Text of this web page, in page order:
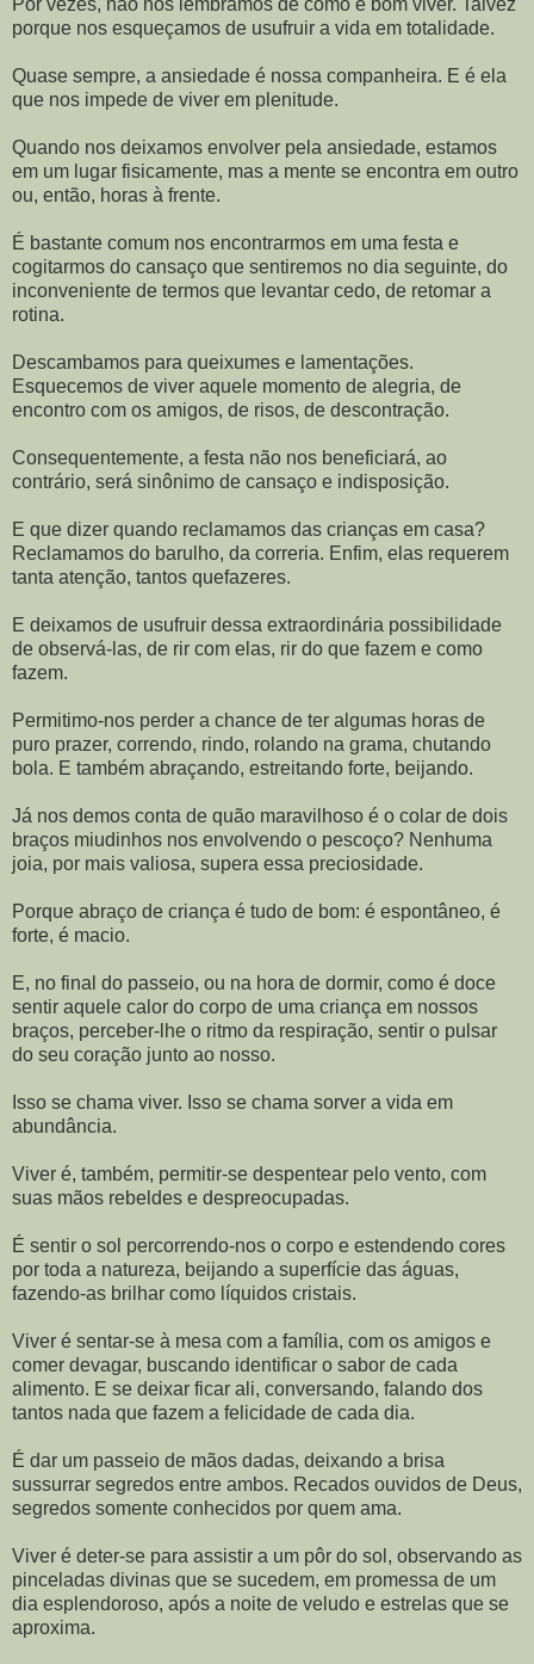
Por vezes, não nos lembramos de como é bom viver. Talvez
porque nos esqueçamos de usufruir a vida em totalidade.
Quase sempre, a ansiedade é nossa companheira. E é ela
que nos impede de viver em plenitude.
Quando nos deixamos envolver pela ansiedade, estamos
em um lugar fisicamente, mas a mente se encontra em outro
ou, então, horas à frente.
É bastante comum nos encontrarmos em uma festa e
cogitarmos do cansaço que sentiremos no dia seguinte, do
inconveniente de termos que levantar cedo, de retomar a
rotina.
Descambamos para queixumes e lamentações.
Esquecemos de viver aquele momento de alegria, de
encontro com os amigos, de risos, de descontração.
Consequentemente, a festa não nos beneficiará, ao
contrário, será sinônimo de cansaço e indisposição.
E que dizer quando reclamamos das crianças em casa?
Reclamamos do barulho, da correria. Enfim, elas requerem
tanta atenção, tantos quefazeres.
E deixamos de usufruir dessa extraordinária possibilidade
de observá-las, de rir com elas, rir do que fazem e como
fazem.
Permitimo-nos perder a chance de ter algumas horas de
puro prazer, correndo, rindo, rolando na grama, chutando
bola. E também abraçando, estreitando forte, beijando.
Já nos demos conta de quão maravilhoso é o colar de dois
braços miudinhos nos envolvendo o pescoço? Nenhuma
joia, por mais valiosa, supera essa preciosidade.
Porque abraço de criança é tudo de bom: é espontâneo, é
forte, é macio.
E, no final do passeio, ou na hora de dormir, como é doce
sentir aquele calor do corpo de uma criança em nossos
braços, perceber-lhe o ritmo da respiração, sentir o pulsar
do seu coração junto ao nosso.
Isso se chama viver. Isso se chama sorver a vida em
abundância.
Viver é, também, permitir-se despentear pelo vento, com
suas mãos rebeldes e despreocupadas.
É sentir o sol percorrendo-nos o corpo e estendendo cores
por toda a natureza, beijando a superfície das águas,
fazendo-as brilhar como líquidos cristais.
Viver é sentar-se à mesa com a família, com os amigos e
comer devagar, buscando identificar o sabor de cada
alimento. E se deixar ficar ali, conversando, falando dos
tantos nada que fazem a felicidade de cada dia.
É dar um passeio de mãos dadas, deixando a brisa
sussurrar segredos entre ambos. Recados ouvidos de Deus,
segredos somente conhecidos por quem ama.
Viver é deter-se para assistir a um pôr do sol, observando as
pinceladas divinas que se sucedem, em promessa de um
dia esplendoroso, após a noite de veludo e estrelas que se
aproxima.